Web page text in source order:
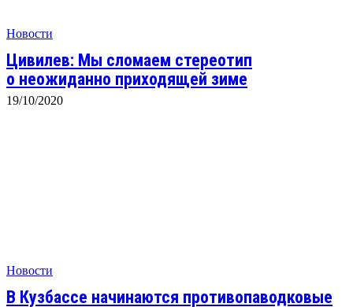
Новости
Цивилев: Мы сломаем стереотип
о неожиданно приходящей зиме
19/10/2020
Новости
В Кузбассе начинаются противопаводковые